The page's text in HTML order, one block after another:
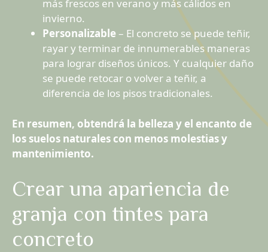
más frescos en verano y más cálidos en
invierno.
Personalizable– El concreto se puede teñir,
rayar y terminar de innumerables maneras
para lograr diseños únicos. Y cualquier daño
se puede retocar o volver a teñir, a
diferencia de los pisos tradicionales.
En resumen, obtendrá la belleza y el encanto de
los suelos naturales con menos molestias y
mantenimiento.
Crear una apariencia de
granja con tintes para
concreto